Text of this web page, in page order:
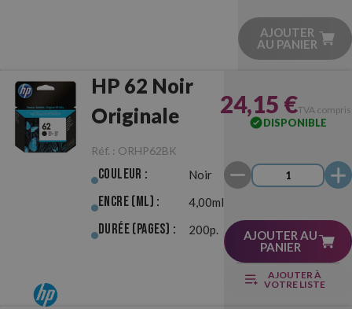
AJOUTER
AU PANIER
HP 62 Noir
Originale
Réf. : ORHP62BK
Couleur : Noir
Encre (ml) : 4,00ml
Durée (pages) : 200p.
24,15 €TVA
DISPONIBLE
AJOUTER AU
PANIER
AJOUTER À
VOTRE LISTE